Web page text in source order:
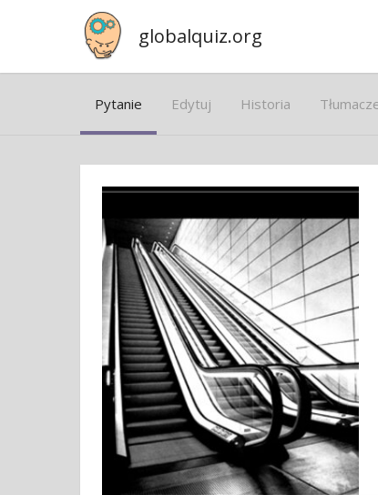
globalquiz.org
Pytanie Edytuj Historia